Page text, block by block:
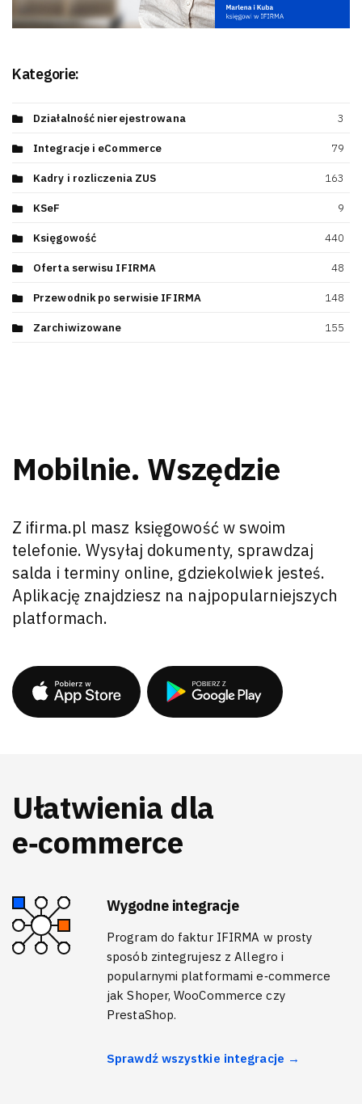
Kategorie:
Działalność nierejestrowana 3
Integracje i eCommerce 79
Kadry i rozliczenia ZUS 163
KSeF 9
Księgowość 440
Oferta serwisu IFIRMA 48
Przewodnik po serwisie IFIRMA 148
Zarchiwizowane 155
Mobilnie. Wszędzie
Z ifirma.pl masz księgowość w swoim
telefonie. Wysyłaj dokumenty, sprawdzaj
salda i terminy online, gdziekolwiek jesteś.
Aplikację znajdziesz na najpopularniejszych
platformach.
Ułatwienia dla
e‑commerce
Wygodne integracje
Program do faktur IFIRMA w prosty
sposób zintegrujesz z Allegro i
popularnymi platformami e‑commerce
jak Shoper, WooCommerce czy
PrestaShop.
Sprawdź wszystkie integracje →